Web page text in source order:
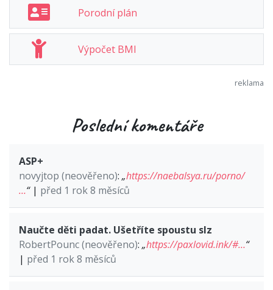
Porodní plán
Výpočet BMI
Poslední komentáře
ASP+
novyjtop (neověřeno): „https://naebalsya.ru/porno/
…“| před 1 rok 8 měsíců
Naučte děti padat. Ušetříte spoustu slz
RobertPounc (neověřeno): „https://paxlovid.ink/#…“
| před 1 rok 8 měsíců